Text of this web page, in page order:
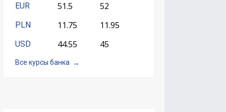
EUR
51.5 52
PLN 11.75 11.95
USD 44.55 45
Все курсы банка